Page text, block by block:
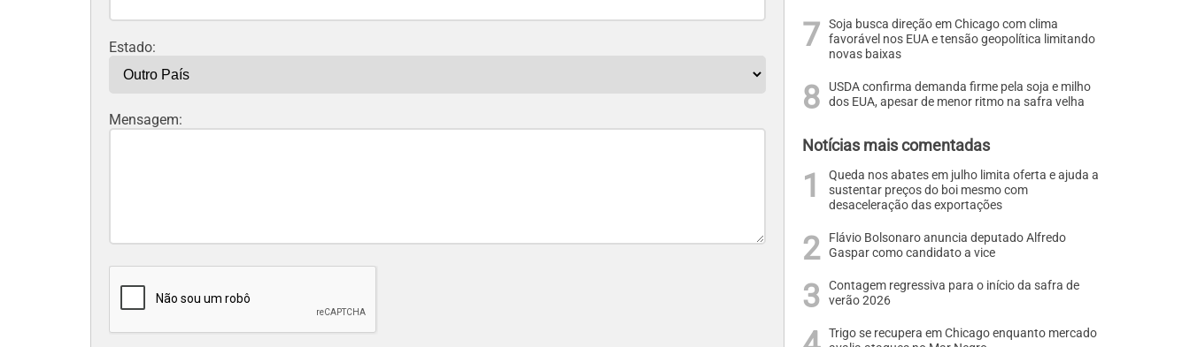
Estado:
Mensagem:
Soja busca direção em Chicago com clima
favorável nos EUA e tensão geopolítica limitando
novas baixas
USDA confirma demanda firme pela soja e milho
dos EUA, apesar de menor ritmo na safra velha
Notícias mais comentadas
Queda nos abates em julho limita oferta e ajuda a
sustentar preços do boi mesmo com
desaceleração das exportações
Flávio Bolsonaro anuncia deputado Alfredo
Gaspar como candidato a vice
Contagem regressiva para o início da safra de
verão 2026
Trigo se recupera em Chicago enquanto mercado